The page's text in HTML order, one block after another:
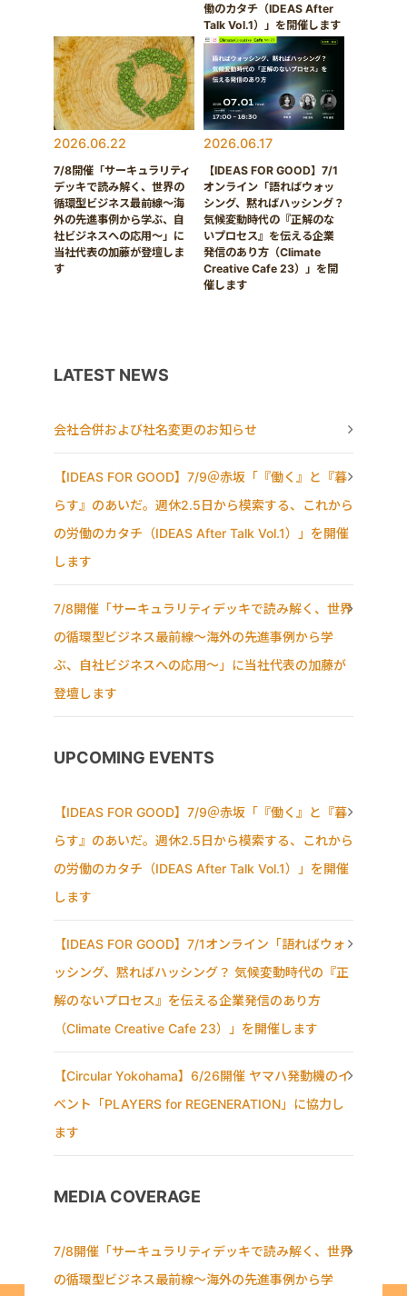
働のカタチ（IDEAS After
Talk Vol.1）」を開催します
2026.06.22
7/8開催「サーキュラリティ
デッキで読み解く、世界の
循環型ビジネス最前線〜海
外の先進事例から学ぶ、自
社ビジネスへの応用〜」に
当社代表の加藤が登壇しま
す
2026.06.17
【IDEAS FOR GOOD】7/1
オンライン「語ればウォッ
シング、黙ればハッシング？
気候変動時代の『正解のな
いプロセス』を伝える企業
発信のあり方（Climate
Creative Cafe 23）」を開
催します
LATEST NEWS
会社合併および社名変更のお知らせ
【IDEAS FOR GOOD】7/9＠赤坂「『働く』と『暮
らす』のあいだ。週休2.5日から模索する、これから
の労働のカタチ（IDEAS After Talk Vol.1）」を開催
します
7/8開催「サーキュラリティデッキで読み解く、世界
の循環型ビジネス最前線〜海外の先進事例から学
ぶ、自社ビジネスへの応用〜」に当社代表の加藤が
登壇します
UPCOMING EVENTS
【IDEAS FOR GOOD】7/9＠赤坂「『働く』と『暮
らす』のあいだ。週休2.5日から模索する、これから
の労働のカタチ（IDEAS After Talk Vol.1）」を開催
します
【IDEAS FOR GOOD】7/1オンライン「語ればウォ
ッシング、黙ればハッシング？ 気候変動時代の『正
解のないプロセス』を伝える企業発信のあり方
（Climate Creative Cafe 23）」を開催します
【Circular Yokohama】6/26開催 ヤマハ発動機のイ
ベント「PLAYERS for REGENERATION」に協力し
ます
MEDIA COVERAGE
7/8開催「サーキュラリティデッキで読み解く、世界
の循環型ビジネス最前線〜海外の先進事例から学